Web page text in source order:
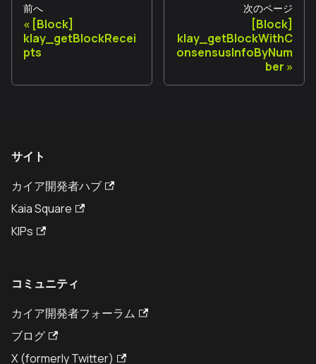
前へ
[Block]
klay_getBlockRecei
pts
次のページ
[Block]
klay_getBlockWithC
onsensusInfoByNum
ber
サイト
カイア開発者ハブ
Kaia Square
KIPs
コミュニティ
カイア開発者フォーラム
ブログ
X (formerly Twitter)